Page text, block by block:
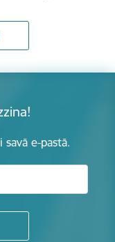
savā e-pastā.